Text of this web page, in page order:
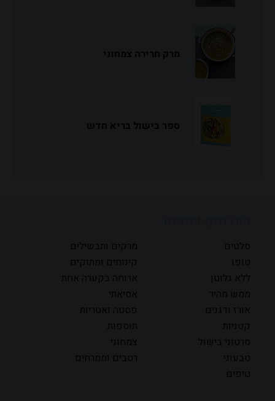
מרק חרירה צמחוני
ספר בישול בריא חדש
סלטים
מרקים ותבשילים
טופו
קינוחים ומתוקים
ללא גלוטן
ארוחה בקערה אחת
ממש מהיר
אסיאתי
אורז ודגנים
פסטה ואטריות
קטניות
תוספות
סרטוני בישול
צמחוני
טבעוני
רטבים וממרחים
טיפים